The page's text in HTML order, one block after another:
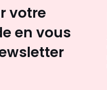
votre
en vous